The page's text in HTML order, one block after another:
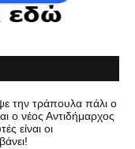
την τράπουλα πάλι ο
ο νέος Αντιδήμαρχος
είναι οι